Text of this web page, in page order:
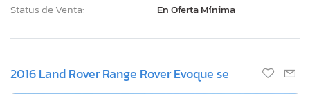
Status de Venta:
En Oferta Mínima
2016 Land Rover Range Rover Evoque se